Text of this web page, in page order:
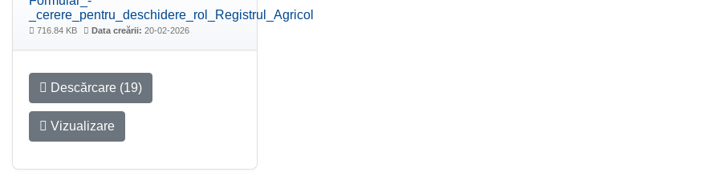
_cerere_pentru_deschidere_rol_Registrul_Agricol
716.84 KB Data creării: 20-02-2026
Descărcare (19)
Vizualizare